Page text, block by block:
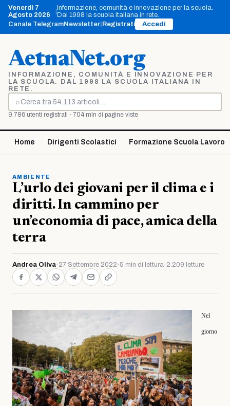
Vai
contenuto
Venerdì 7
Agosto 2026
Informazione, comunità e innovazione per la scuola.
Dal 1998 la scuola italiana in rete.
Canale TelegramNewsletter Registrati Accedi
AetnaNet.org
INFORMAZIONE, COMUNITÀ E INNOVAZIONE PER
LA SCUOLA. DAL 1998 LA SCUOLA ITALIANA IN
RETE.
⌕
Cerca
9.786 utenti registrati · 704 mln di pagine viste
Home Dirigenti Scolastici Formazione Scuola Lavoro
AMBIENTE
L’urlo dei giovani per il clima e i
diritti. In cammino per
un’economia di pace, amica della
terra
Andrea Oliva· 27 Settembre 2022 · 5 min di lettura· 2.209 letture
Nel
giorno